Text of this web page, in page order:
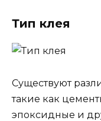
Тип клея
Существуют
такие как
эпоксидные и